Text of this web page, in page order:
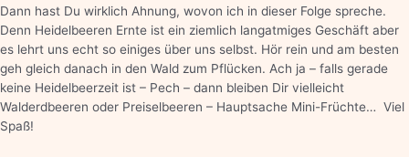
Dann hast Du wirklich Ahnung, wovon ich in dieser Folge spreche.
Denn Heidelbeeren Ernte ist ein ziemlich langatmiges Geschäft aber
es lehrt uns echt so einiges über uns selbst. Hör rein und am besten
geh gleich danach in den Wald zum Pflücken. Ach ja – falls gerade
keine Heidelbeerzeit ist – Pech – dann bleiben Dir vielleicht
Walderdbeeren oder Preiselbeeren – Hauptsache Mini-Früchte… Viel
Spaß!